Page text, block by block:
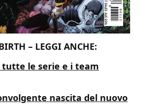
– LEGGI ANCHE:
tutte le serie e i team
nascita del nuovo